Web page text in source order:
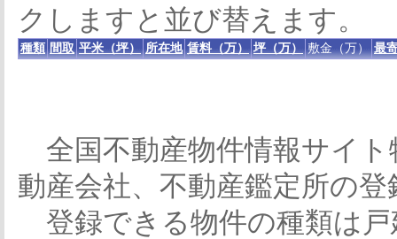
クしますと並び替えます。
種類 間取 平米（坪） 所在地 賃料（万） 坪（万） 敷金（万） 最
全国不動産物件情報サイト
動産会社、不動産鑑定所の
登録できる物件の種類は